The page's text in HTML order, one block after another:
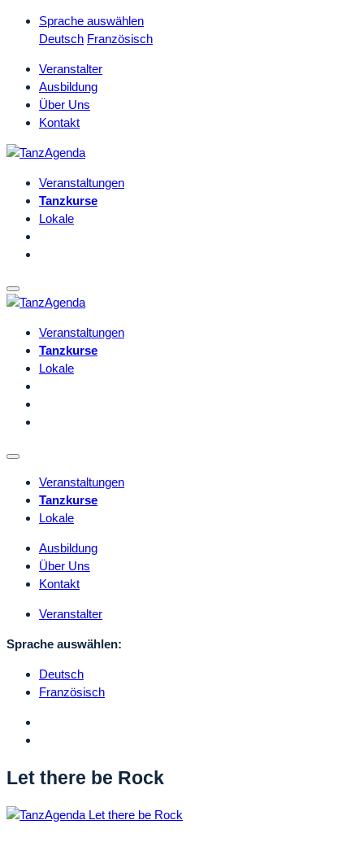
Sprache auswählen
Deutsch Französisch
Veranstalter
Ausbildung
Über Uns
Kontakt
Veranstaltungen
Tanzkurse
Lokale
Veranstaltungen
Tanzkurse
Lokale
Veranstaltungen
Tanzkurse
Lokale
Ausbildung
Über Uns
Kontakt
Veranstalter
Sprache auswählen:
Deutsch
Französisch
Let there be Rock